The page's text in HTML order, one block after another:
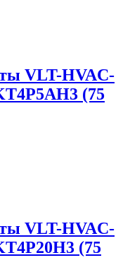
VLT-HVAC-
(75
VLT-HVAC-
(75